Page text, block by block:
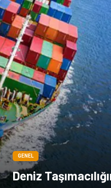
GENEL
Deniz